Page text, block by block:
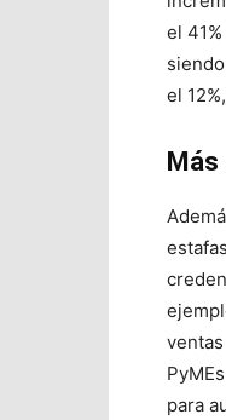
el
el 12%,
Más
para